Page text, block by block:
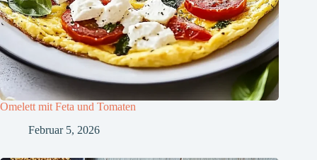
Omelett mit Feta und Tomaten
Februar 5, 2026